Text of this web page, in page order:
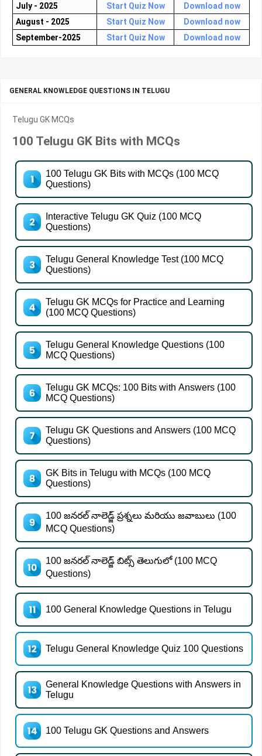
July - 2025
Start Quiz Now
Download now
August - 2025
Start Quiz Now
Download now
September-2025
Start Quiz Now Download now
GENERAL KNOWLEDGE QUESTIONS IN TELUGU
Telugu GK MCQs
100 Telugu GK Bits with MCQs
100 Telugu GK Bits with MCQs (100 MCQ
Questions)
Interactive Telugu GK Quiz (100 MCQ
Questions)
Telugu General Knowledge Test (100 MCQ
Questions)
Telugu GK MCQs for Practice and Learning
(100 MCQ Questions)
Telugu General Knowledge Questions (100
MCQ Questions)
Telugu GK MCQs: 100 Bits with Answers (100
MCQ Questions)
Telugu GK Questions and Answers (100 MCQ
Questions)
GK Bits in Telugu with MCQs (100 MCQ
Questions)
100 జనరల్ నాలెడ్జ్ ప్రశ్నలు మరియు జవాబులు (100
MCQ Questions)
100 జనరల్ నాలెడ్జ్ బిట్స్ తెలుగులో (100 MCQ
Questions)
100 General Knowledge Questions in Telugu
Telugu General Knowledge Quiz 100 Questions
General Knowledge Questions with Answers in
Telugu
100 Telugu GK Questions and Answers